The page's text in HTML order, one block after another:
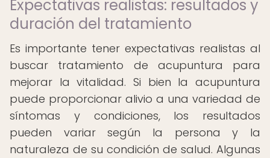
Expectativas realistas: resultados y
duración del tratamiento
Es importante tener expectativas realistas al
buscar tratamiento de acupuntura para
mejorar la vitalidad. Si bien la acupuntura
puede proporcionar alivio a una variedad de
síntomas y condiciones, los resultados
pueden variar según la persona y la
naturaleza de su condición de salud. Algunas